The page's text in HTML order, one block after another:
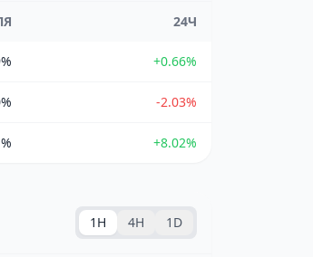
24Ч
+0.66%
-2.03%
+8.02%
1H 4H 1D